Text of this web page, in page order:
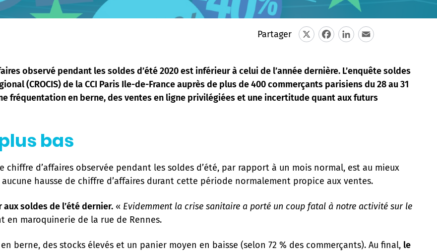
Partager
observé pendant les soldes d’été 2020 est inférieur à celui de l’année dernière. L’enquête soldes
(CROCIS) de la CCI Paris Ile-de-France auprès de plus de 400 commerçants parisiens du 28 au 31
fréquentation en berne, des ventes en ligne privilégiées et une incertitude quant aux futurs
bas
chiffre d’affaires observée pendant les soldes d’été, par rapport à un mois normal, est au mieux
aucune hausse de chiffre d’affaires durant cette période normalement propice aux ventes.
soldes de l’été dernier. « Evidemment la crise sanitaire a porté un coup fatal à notre activité sur le
en maroquinerie de la rue de Rennes.
berne, des stocks élevés et un panier moyen en baisse (selon 72 % des commerçants). Au final, le